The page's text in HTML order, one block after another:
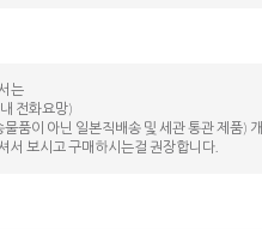
는
전화요망)
품이 아닌 일본직배송 및 세관 통관 제품)
서 보시고 구매하시는걸 권장합니다.